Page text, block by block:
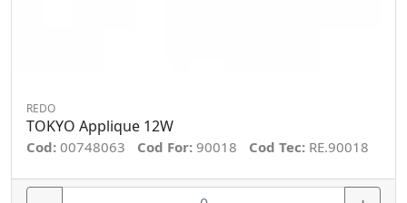
REDO
TOKYO Applique 12W
Cod: 00748063 Cod For: 90018 Cod Tec: RE.90018